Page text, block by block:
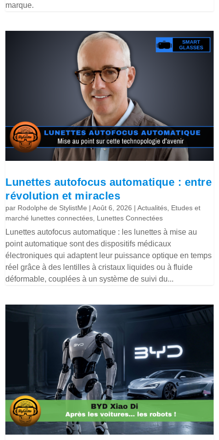
marque.
Lunettes autofocus automatique : entre
révolution et miracles
par Rodolphe de StylistMe |Août 6, 2026 |Actualités Etudes et
marché lunettes connectées Lunettes Connectées
Lunettes autofocus automatique : les lunettes à mise au
point automatique sont des dispositifs médicaux
électroniques qui adaptent leur puissance optique en temps
réel grâce à des lentilles à cristaux liquides ou à fluide
déformable, couplées à un système de suivi du...